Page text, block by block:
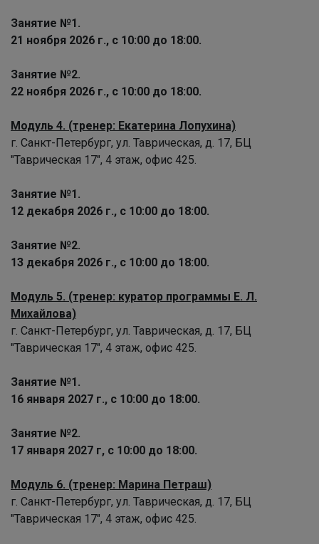
Занятие №1.
21 ноября 2026 г., с 10:00 до 18:00.
Занятие №2.
22 ноября 2026 г., с 10:00 до 18:00.
Модуль 4. (тренер: Екатерина Лопухина)
г. Санкт-Петербург, ул. Таврическая, д. 17, БЦ
"Таврическая 17", 4 этаж, офис 425.
Занятие №1.
12 декабря 2026 г., с 10:00 до 18:00.
Занятие №2.
13 декабря 2026 г., с 10:00 до 18:00.
Модуль 5. (тренер: куратор программы Е. Л.
Михайлова)
г. Санкт-Петербург, ул. Таврическая, д. 17, БЦ
"Таврическая 17", 4 этаж, офис 425.
Занятие №1.
16 января 2027 г., с 10:00 до 18:00.
Занятие №2.
17 января 2027 г, с 10:00 до 18:00.
Модуль 6. (тренер: Марина Петраш)
г. Санкт-Петербург, ул. Таврическая, д. 17, БЦ
"Таврическая 17", 4 этаж, офис 425.